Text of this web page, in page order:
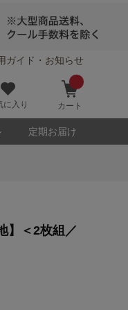
ガイド・お知らせ
に入り カート
定期お届け
】＜2枚組／